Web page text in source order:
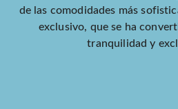
de las comodidades más
exclusivo, que se ha
tranquilidad y